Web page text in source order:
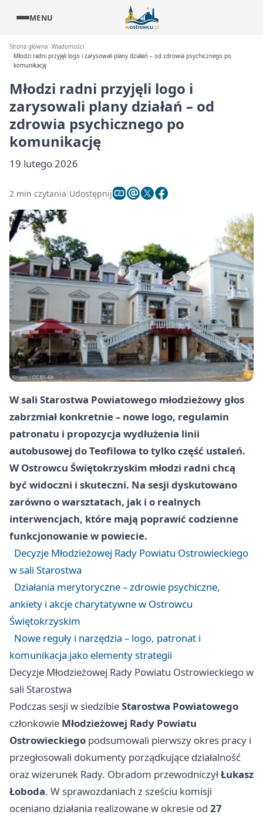
MENU
Strona główna Wiadomości
Młodzi radni przyjęli logo i zarysowali plany działań – od zdrowia psychicznego po
komunikację
Młodzi radni przyjęli logo i
zarysowali plany działań – od
zdrowia psychicznego po
komunikację
19 lutego 2026
2 min czytania Udostępnij
W sali Starostwa Powiatowego młodzieżowy głos
zabrzmiał konkretnie – nowe logo, regulamin
patronatu i propozycja wydłużenia linii
autobusowej do Teofilowa to tylko część ustaleń.
W Ostrowcu Świętokrzyskim młodzi radni chcą
być widoczni i skuteczni. Na sesji dyskutowano
zarówno o warsztatach, jak i o realnych
interwencjach, które mają poprawić codzienne
funkcjonowanie w powiecie.
Decyzje Młodzieżowej Rady Powiatu Ostrowieckiego
w sali Starostwa
Działania merytoryczne – zdrowie psychiczne,
ankiety i akcje charytatywne w Ostrowcu
Świętokrzyskim
Nowe reguły i narzędzia – logo, patronat i
komunikacja jako elementy strategii
Decyzje Młodzieżowej Rady Powiatu Ostrowieckiego w
sali Starostwa
Podczas sesji w siedzibieStarostwa Powiatowego
członkowie Młodzieżowej Rady Powiatu
Ostrowieckiego podsumowali pierwszy okres pracy i
przegłosowali dokumenty porządkujące działalność
oraz wizerunek Rady. Obradom przewodniczyłŁukasz
Łoboda. W sprawozdaniach z sześciu komisji
oceniano działania realizowane w okresie od 27